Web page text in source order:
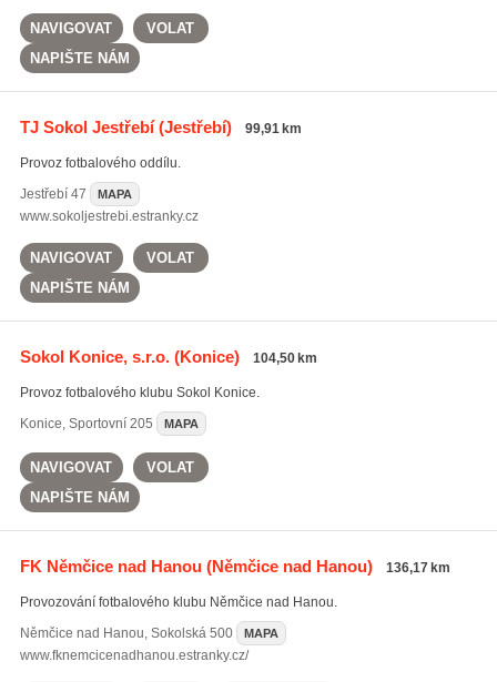
NAVIGOVAT
VOLAT
NAPIŠTE NÁM
TJ Sokol Jestřebí(Jestřebí) 99,91 km
Provoz fotbalového oddílu.
Jestřebí47 MAPA
www.sokoljestrebi.estranky.cz
NAVIGOVAT
VOLAT
NAPIŠTE NÁM
Sokol Konice, s.r.o.(Konice) 104,50 km
Provoz fotbalového klubu Sokol Konice.
Konice, Sportovní 205 MAPA
NAVIGOVAT
VOLAT
NAPIŠTE NÁM
FK Němčice nad Hanou(Němčice nad Hanou) 136,17 km
Provozování fotbalového klubu Němčice nad Hanou.
Němčice nad Hanou, Sokolská 500 MAPA
www.fknemcicenadhanou.estranky.cz/